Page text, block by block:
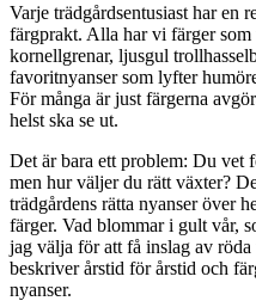
Varje trädgårdsentusiast har en
färgprakt. Alla har vi färger
kornellgrenar, ljusgul
favoritnyanser som lyfter
För många är just färgerna
helst ska se ut.
Det är bara ett problem: Du
men hur väljer du rätt växter?
trädgårdens rätta nyanser över
färger. Vad blommar i gult vår,
jag välja för att få inslag av
beskriver årstid för årstid och
nyanser.